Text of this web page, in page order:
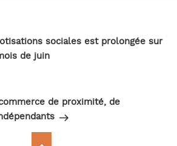
sociales est prolongée sur
de juin
de proximité, de